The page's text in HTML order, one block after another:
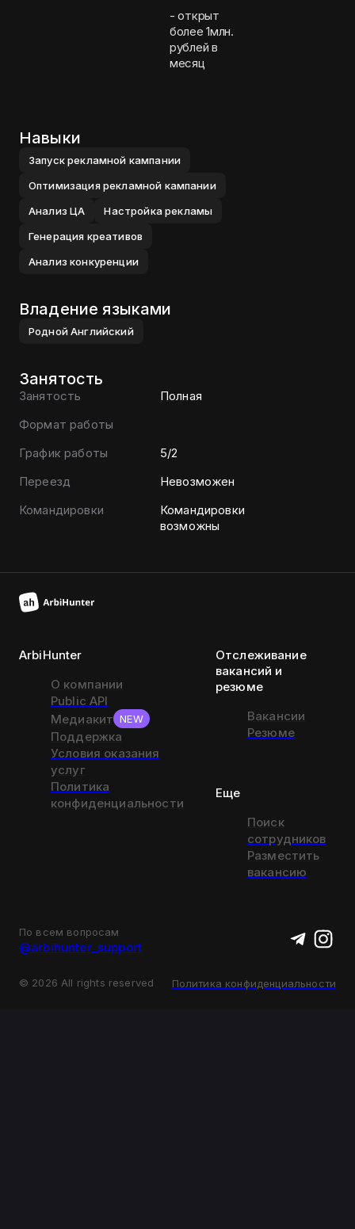
- открыт
более 1млн.
рублей в
месяц
Навыки
Запуск рекламной кампании
Оптимизация рекламной кампании
Анализ ЦА
Настройка рекламы
Генерация креативов
Анализ конкуренции
Владение языками
РоднойАнглийский
Занятость
Занятость
Полная
Формат работы
График работы
5/2
Переезд
Невозможен
Командировки
Командировки
возможны
ArbiHunter
О компании
Public API
Медиакит NEW
Поддержка
Условия оказания
услуг
Политика
конфиденциальности
Отслеживание
вакансий и
резюме
Вакансии
Резюме
Еще
Поиск
сотрудников
Разместить
вакансию
По всем вопросам
@arbihunter_support
© 2026 All rights reserved Политика конфиденциальности